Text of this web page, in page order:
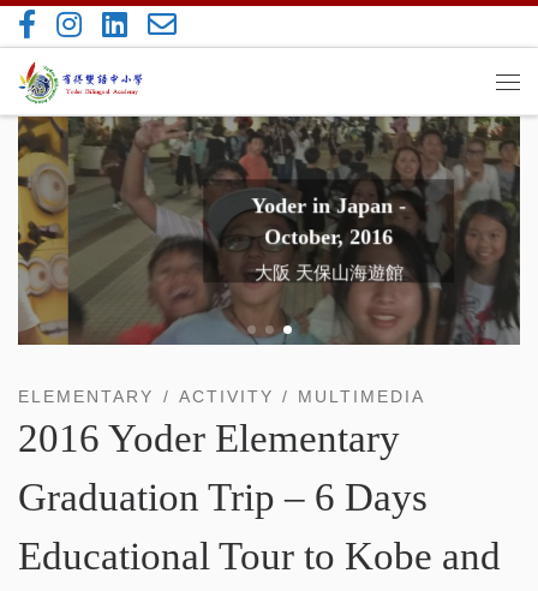
Skip to content
Yoder in Japan -
October, 2016
大阪 天保山海遊館
ELEMENTARY ACTIVITY MULTIMEDIA
2016 Yoder Elementary
Graduation Trip – 6 Days
Educational Tour to Kobe and